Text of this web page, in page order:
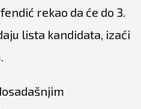
rekao da će do 3.
lista kandidata, izaći